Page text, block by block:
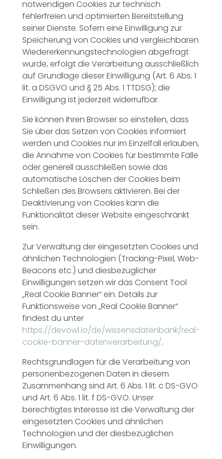
notwendigen Cookies zur technisch
fehlerfreien und optimierten Bereitstellung
seiner Dienste. Sofern eine Einwilligung zur
Speicherung von Cookies und vergleichbaren
Wiedererkennungstechnologien abgefragt
wurde, erfolgt die Verarbeitung ausschließlich
auf Grundlage dieser Einwilligung (Art. 6 Abs. 1
lit. a DSGVO und § 25 Abs. 1 TTDSG); die
Einwilligung ist jederzeit widerrufbar.
Sie können Ihren Browser so einstellen, dass
Sie über das Setzen von Cookies informiert
werden und Cookies nur im Einzelfall erlauben,
die Annahme von Cookies für bestimmte Fälle
oder generell ausschließen sowie das
automatische Löschen der Cookies beim
Schließen des Browsers aktivieren. Bei der
Deaktivierung von Cookies kann die
Funktionalität dieser Website eingeschränkt
sein.
Zur Verwaltung der eingesetzten Cookies und
ähnlichen Technologien (Tracking-Pixel, Web-
Beacons etc.) und diesbezüglicher
Einwilligungen setzen wir das Consent Tool
„Real Cookie Banner“ ein. Details zur
Funktionsweise von „Real Cookie Banner“
findest du unter
https://devowl.io/de/wissensdatenbank/real-
cookie-banner-datenverarbeitung/.
Rechtsgrundlagen für die Verarbeitung von
personenbezogenen Daten in diesem
Zusammenhang sind Art. 6 Abs. 1 lit. c DS-GVO
und Art. 6 Abs. 1 lit. f DS-GVO. Unser
berechtigtes Interesse ist die Verwaltung der
eingesetzten Cookies und ähnlichen
Technologien und der diesbezüglichen
Einwilligungen.